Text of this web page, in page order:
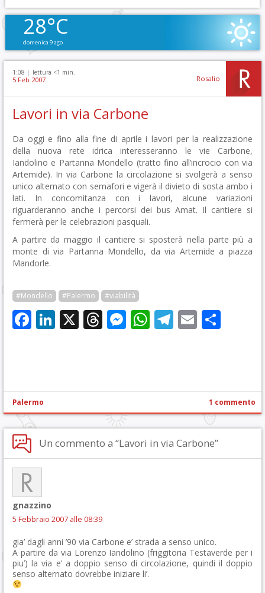
28°C
domenica 9 ago
1:08 | lettura <1 min.
5 Feb 2007 Rosalio
Lavori in via Carbone
Da oggi e fino alla fine di aprile i lavori per la realizzazione
della nuova rete idrica interesseranno le vie Carbone,
Iandolino e Partanna Mondello (tratto fino all’incrocio con via
Artemide). In via Carbone la circolazione si svolgerà a senso
unico alternato con semafori e vigerà il divieto di sosta ambo i
lati. In concomitanza con i lavori, alcune variazioni
riguarderanno anche i percorsi dei bus Amat. Il cantiere si
fermerà per le celebrazioni pasquali.
A partire da maggio il cantiere si sposterà nella parte più a
monte di via Partanna Mondello, da via Artemide a piazza
Mandorle.
#Mondello #Palermo #viabilità
Facebook
LinkedIn
X Threads
Messenger
WhatsApp
Telegram
Email
Palermo 1 commento
Un commento a “Lavori in via Carbone”
gnazzino
5 Febbraio 2007 alle 08:39
gia’ dagli anni ’90 via Carbone e’ strada a senso unico.
A partire da via Lorenzo Iandolino (friggitoria Testaverde per i
piu’) la via e’ a doppio senso di circolazione, quindi il doppio
senso alternato dovrebbe iniziare li’.